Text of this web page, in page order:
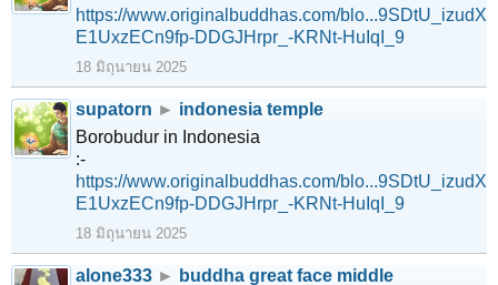
https://www.originalbuddhas.com/blo...9SDtU_izudX
E1UxzECn9fp-DDGJHrpr_-KRNt-HuIqI_9
18 มิถุนายน 2025
supatorn ► indonesia temple
Borobudur in Indonesia
:-
https://www.originalbuddhas.com/blo...9SDtU_izudX
E1UxzECn9fp-DDGJHrpr_-KRNt-HuIqI_9
18 มิถุนายน 2025
alone333 ► buddha great face middle